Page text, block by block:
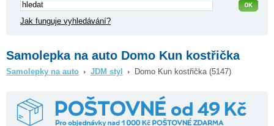
Jak funguje vyhledávání?
Samolepka na auto Domo Kun kostřička
Samolepky na auto JDM styl Domo Kun kostřička (5147)